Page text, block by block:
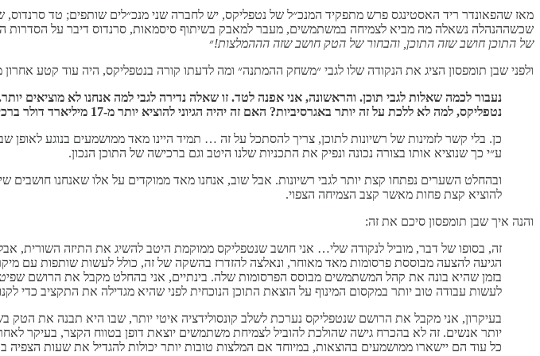
מאז שהפאונדר ריד האסטינגס פרש מתפקיד המנכ״ל של נטפליקס, יש לחברה שני מנכ״לים שותפים; טד סרנדוס,
שכשההנהלה נשאלה מה מביא לצמיחה במשתמשים, מעבר למאבק בשיתוף סיסמאות, סרנדוס דיבר על הסדרות
של התוכן חושב שזה התוכן, והבחור של הטק חושב שזה הההמלצות!״
ולפני שבן תומפסון הציג את הנקודה שלו לגבי ״משחק ההמתנה״ ומה לדעתו קורה בנטפליקס, היה עוד קטע
נעבור לכמה שאלות לגבי תוכן. והראשונה, אני אפנה לטד. זו שאלה נדירה לגבי למה אנחנו לא מוציאים
נטפליקס, למה לא ללכת על זה יותר באגרסיביות? האם זה יהיה הגיוני להוציא יותר מ-17 מיליארד דולר ברכישות תוכן השנה?
כן. בלי קשר לזמינות של רשיונות לתוכן, צריך להסתכל על זה … תמיד היינו מאד ממושמעים בנוגע
ע״י כך שנוציא אותו בצורה נכונה ונפיק את התכניות שלנו היטב וגם ברכישה של התוכן הנכון.
ובהחלט השערים נפתחו קצת יותר לגבי רשיונות. אבל שוב, אנחנו מאד ממוקדים על אלו שאנחנו
להוציא קצת פחות מאשר קצב הצמיחה הצפוי.
והנה איך שבן תומפסון סיכם את זה:
זה, בסופו של דבר, מוביל לנקודה שלי… אני חושב שנטפליקס ממוקמת היטב להשיג את התיזה השורית,
הגיעה להצעה מבוססת פרסומות מאד מאוחר, ונאלצה להזדרז בהשקה של זה, כולל לעשות שותפות עם
בזמן שהיא בונה את קהל המשתמשים מבוסס הפרסומות שלה. בינתיים, אני בהחלט מקבל את הרושם
לעשות עבודה טוב יותר במקסום המינוף על הוצאת התוכן הנוכחית לפני שהיא מגדילה את התקציב כדי
בעיקרון, אני מקבל את הרושם שנטפליקס נערכת לשלב קונסולידציה איטי יותר, שבו היא תבנה את
יותר אנשים. זה לא בהכרח גישה שהולכת להוביל לצמיחת משתמשים יוצאת דופן בטווח הקצר, בעיקר
כל עוד הם יישארו ממושמעים בהוצאות, במיוחד אם המלצות טובות יותר יכולות להגדיל את שעות הצפיה